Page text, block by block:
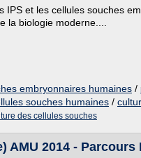
IPS et les cellules souches
la biologie moderne....
embryonnaires humaines /
souches humaines /
des cellules souches
AMU 2014 -